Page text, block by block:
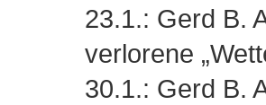
23.1.: Gerd B.
verlorene
30.1.: Gerd B.